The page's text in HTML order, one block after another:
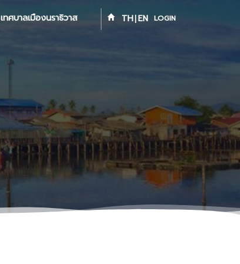
เทศบาลเมืองนราธิวาส TH EN LOGIN